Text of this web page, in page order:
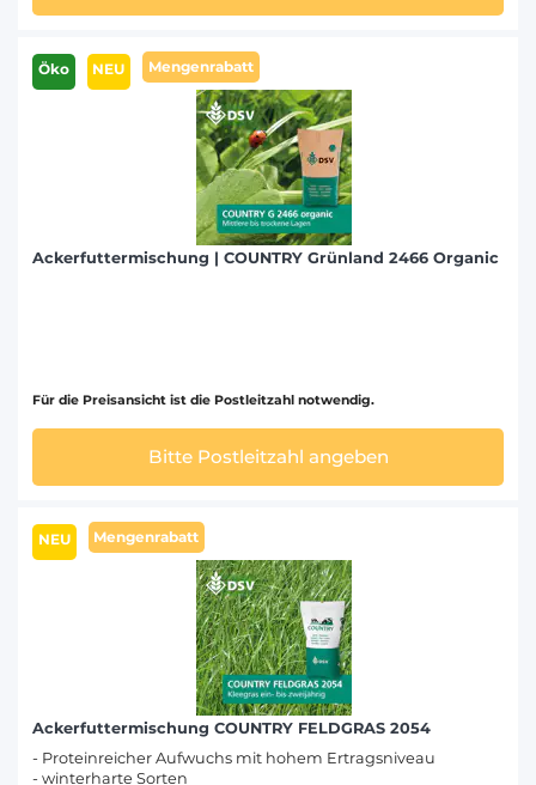
Öko NEU Mengenrabatt
Ackerfuttermischung | COUNTRY Grünland 2466 Organic
Für die Preisansicht ist die Postleitzahl notwendig.
Bitte Postleitzahl angeben
NEU Mengenrabatt
Ackerfuttermischung COUNTRY FELDGRAS 2054
- Proteinreicher Aufwuchs mit hohem Ertragsniveau
- winterharte Sorten